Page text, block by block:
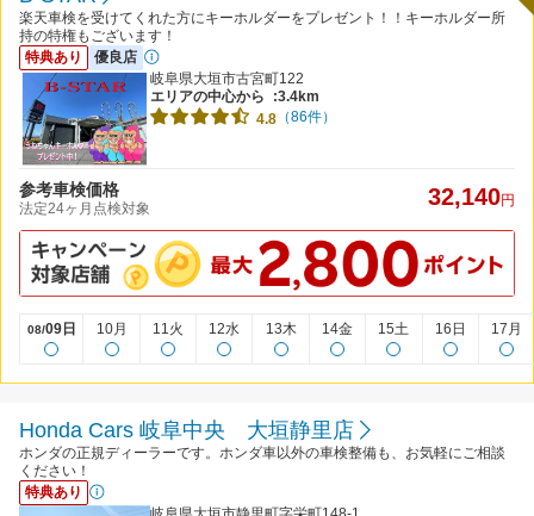
楽天車検を受けてくれた方にキーホルダーをプレゼント！！キーホルダー所
持の特権もございます！
特典あり
優良店
岐阜県大垣市古宮町122
エリアの中心から
:3.4km
4.8 （86件）
参考車検価格
法定24ヶ月点検対象 32,140円
08/09日 10月 11火 12水 13木 14金 15土 16日 17月
Honda Cars 岐阜中央 大垣静里店
ホンダの正規ディーラーです。ホンダ車以外の車検整備も、お気軽にご相談
ください！
特典あり